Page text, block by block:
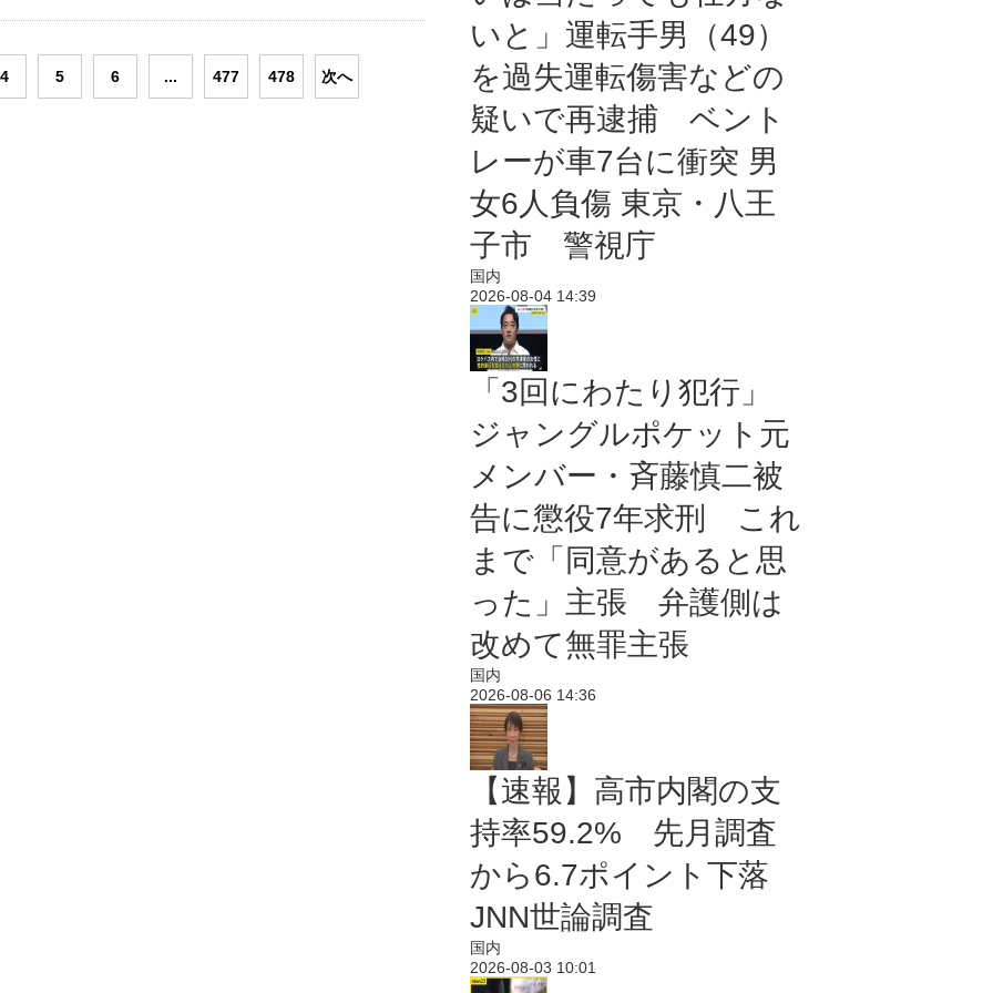
4 5 6 ... 477 478 次へ
いと」運転手男（49）
を過失運転傷害などの
疑いで再逮捕 ベント
レーが車7台に衝突 男
女6人負傷 東京・八王
子市 警視庁
国内
2026-08-04 14:39
「3回にわたり犯行」
ジャングルポケット元
メンバー・斉藤慎二被
告に懲役7年求刑 これ
まで「同意があると思
った」主張 弁護側は
改めて無罪主張
国内
2026-08-06 14:36
【速報】高市内閣の支
持率59.2% 先月調査
から6.7ポイント下落
JNN世論調査
国内
2026-08-03 10:01